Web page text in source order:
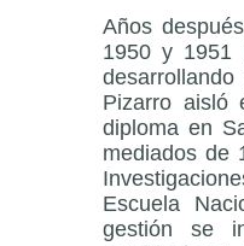
Años
1950 y 1951
Pizarro aisló
diploma en
mediados de
Escuela
gestión se